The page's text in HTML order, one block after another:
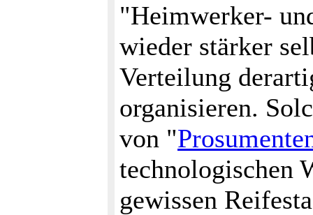
"Heimwerker-
wieder stärker
Verteilung
organisieren.
von "
technologischen
gewissen